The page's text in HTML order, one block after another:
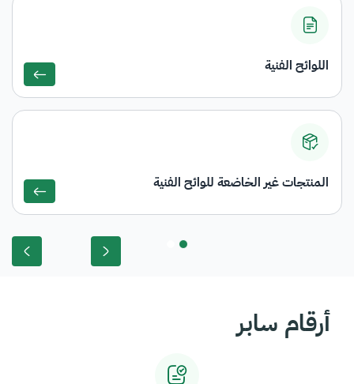
اللوائح الفنية
المنتجات غير الخاضعة للوائح الفنية
أرقام سابر